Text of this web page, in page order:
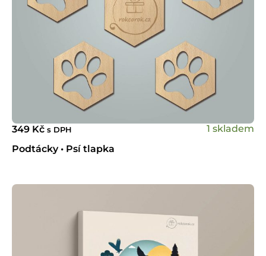
349 Kč s DPH
1 skladem
Podtácky • Psí tlapka